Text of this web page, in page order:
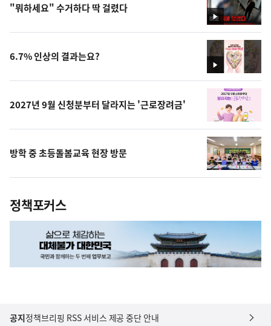
영
상
"뭐하세요" 수거하다 딱 걸렸다
영
상
6.7% 인상의 결과는요?
2027년 9월 신청분부터 달라지는 '근로장려금'
방학 중 초등돌봄교육 현장 방문
정책포커스
공지정책브리핑 RSS 서비스 제공 중단 안내